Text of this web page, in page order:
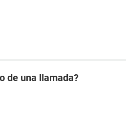
de una llamada?